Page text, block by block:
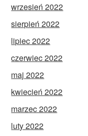
wrzesień 2022
sierpień 2022
lipiec 2022
czerwiec 2022
maj 2022
kwiecień 2022
marzec 2022
luty 2022